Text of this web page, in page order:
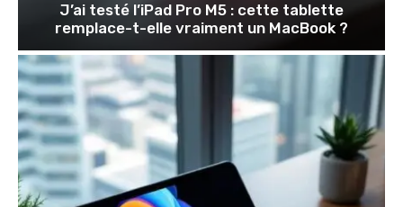
J’ai testé l’iPad Pro M5 : cette tablette
remplace-t-elle vraiment un MacBook ?